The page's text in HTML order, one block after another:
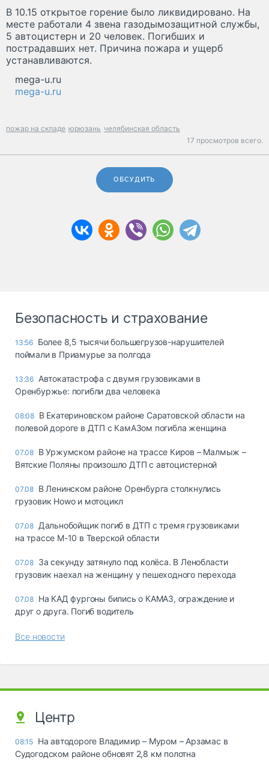
В 10.15 открытое горение было ликвидировано. На
месте работали 4 звена газодымозащитной службы,
5 автоцистерн и 20 человек. Погибших и
пострадавших нет. Причина пожара и ущерб
устанавливаются.
mega-u.ru
mega-u.ru
пожар на складе юрюзань челябинская область
17 просмотров всего.
ОБСУДИТЬ
Безопасность и страхование
13:56 Более 8,5 тысячи большегрузов-нарушителей
поймали в Приамурье за полгода
13:36 Автокатастрофа с двумя грузовиками в
Оренбуржье: погибли два человека
08:08 В Екатериновском районе Саратовской области на
полевой дороге в ДТП с КамАЗом погибла женщина
07.08 В Уржумском районе на трассе Киров – Малмыж –
Вятские Поляны произошло ДТП с автоцистерной
07.08 В Ленинском районе Оренбурга столкнулись
грузовик Howo и мотоцикл
07.08 Дальнобойщик погиб в ДТП с тремя грузовиками
на трассе М-10 в Тверской области
07.08 За секунду затянуло под колёса. В Ленобласти
грузовик наехал на женщину у пешеходного перехода
07.08 На КАД фургоны бились о КАМАЗ, ограждение и
друг о друга. Погиб водитель
Все новости
Центр
08:15 На автодороге Владимир – Муром – Арзамас в
Судогодском районе обновят 2,8 км полотна